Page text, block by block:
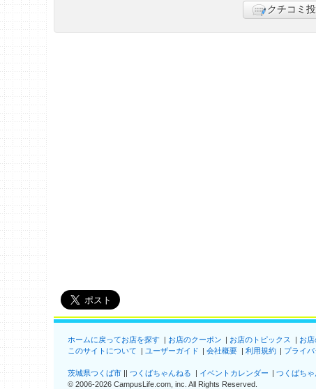
クチコミ
ホームに戻ってお店を探す お店のクーポン お店のトピックス お店
このサイトについて
ユーザーガイド 会社概要 利用規約 プライ
茨城県つくば市 つくばちゃんねる イベントカレンダー つくばち
© 2006-2026 CampusLife.com, inc. All Rights Reserved